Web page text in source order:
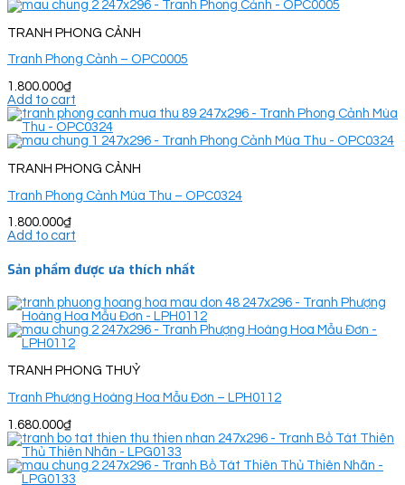
TRANH PHONG CẢNH
Tranh Phong Cảnh – OPC0005
1.800.000₫
Add to cart
TRANH PHONG CẢNH
Tranh Phong Cảnh Mùa Thu – OPC0324
1.800.000₫
Add to cart
Sản phẩm được ưa thích nhất
TRANH PHONG THUỶ
Tranh Phượng Hoàng Hoa Mẫu Đơn – LPH0112
1.680.000₫